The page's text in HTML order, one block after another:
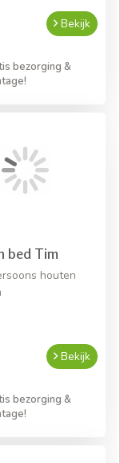
Bekijk
bezorging &
bed Tim
houten
Bekijk
bezorging &